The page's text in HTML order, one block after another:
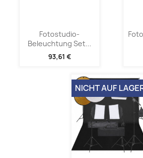
Fotostudio-
Beleuchtung Set...
93,61 €
NICHT AUF